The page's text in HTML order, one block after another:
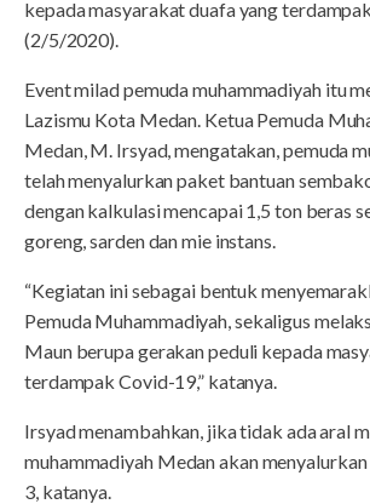
kepada masyarakat duafa yang
(2/5/2020).
Event milad pemuda muhammadiyah itu
Lazismu Kota Medan. Ketua Pemuda
Medan, M. Irsyad, mengatakan, pemuda
telah menyalurkan paket bantuan
dengan kalkulasi mencapai 1,5 ton beras
goreng, sarden dan mie instans.
“Kegiatan ini sebagai bentuk
Pemuda Muhammadiyah, sekaligus
Maun berupa gerakan peduli kepada
terdampak Covid-19,” katanya.
Irsyad menambahkan, jika tidak ada aral
muhammadiyah Medan akan
3, katanya.